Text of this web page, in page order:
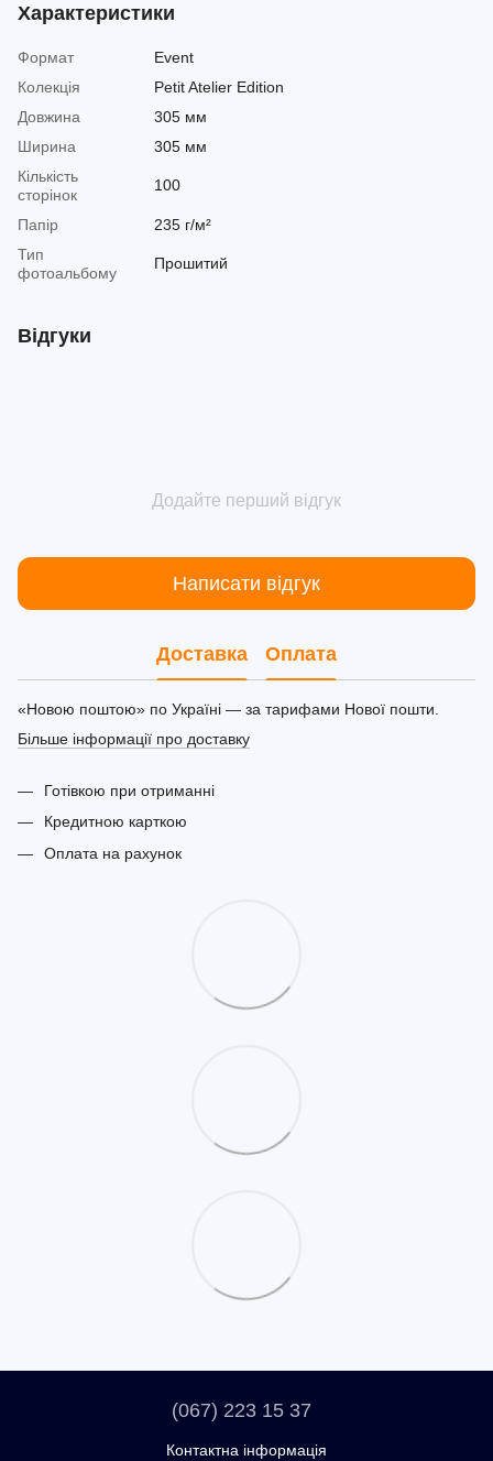
Характеристики
Формат
Event
Колекція
Petit Atelier Edition
Довжина
305 мм
Ширина
305 мм
Кількість
сторінок
100
Папір
235 г/м²
Тип
фотоальбому
Прошитий
Відгуки
Додайте перший відгук
Написати відгук
Доставка Оплата
«Новою поштою» по Україні — за тарифами Нової пошти.
Більше інформації про доставку
Готівкою при отриманні
Кредитною карткою
Оплата на рахунок
(067) 223 15 37
Контактна інформація